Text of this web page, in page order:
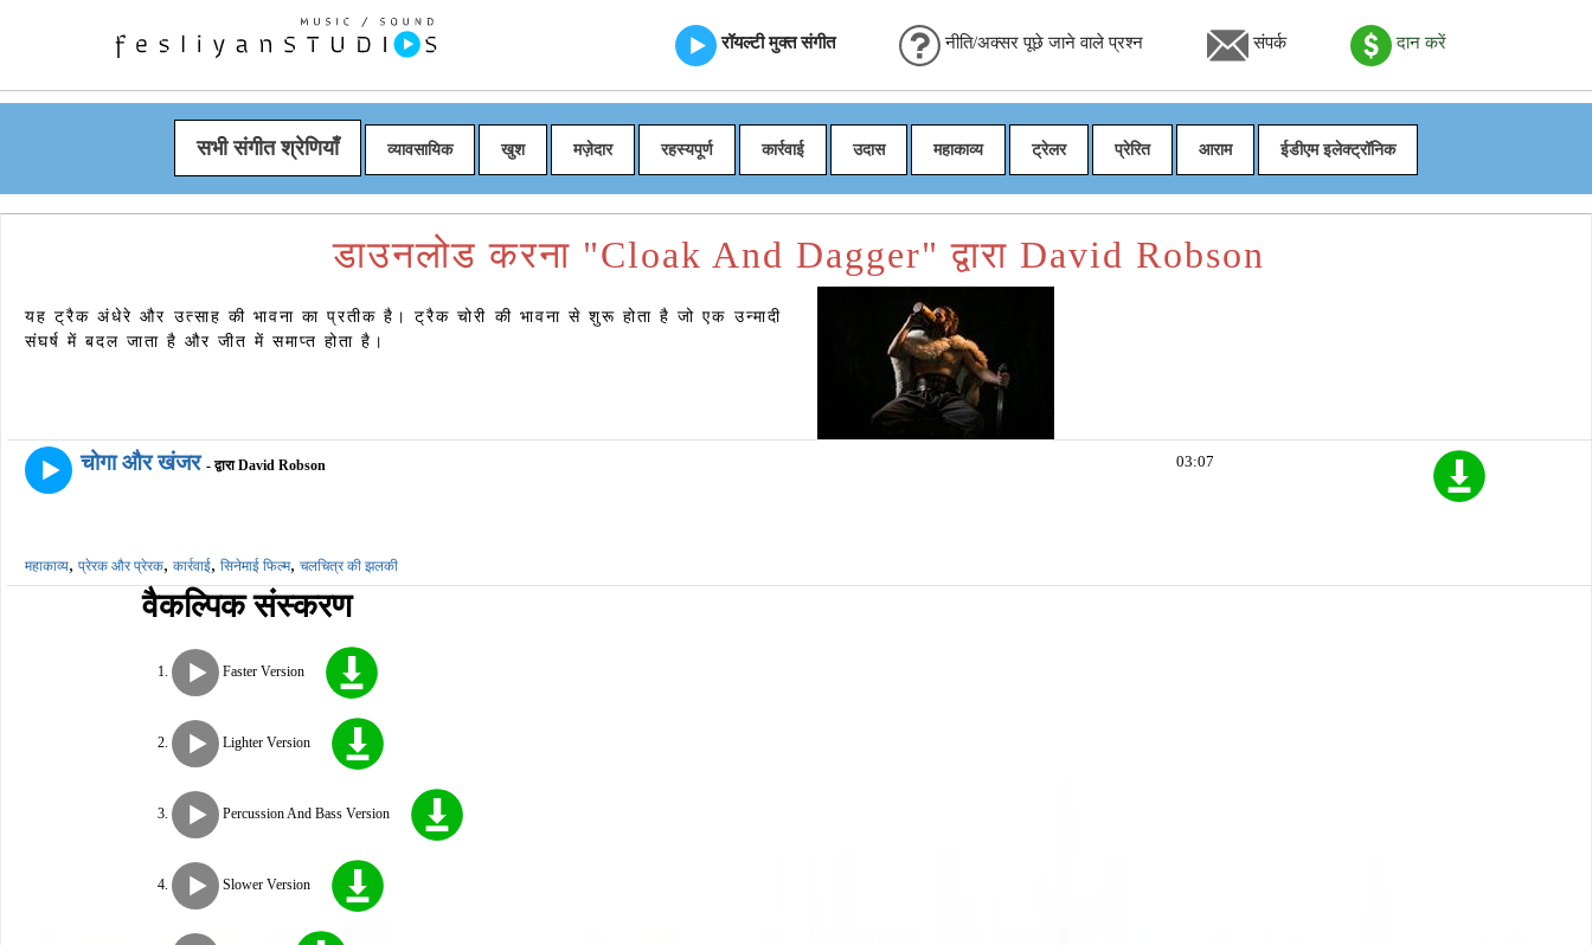
रॉयल्टी मुक्त संगीत नीति/अक्सर पूछे जाने वाले प्रश्न संपर्क दान करें
सभी संगीत श्रेणियाँ व्यावसायिक खुश मज़ेदार रहस्यपूर्ण कार्रवाई उदास महाकाव्य ट्रेलर प्रेरित आराम ईडीएम इलेक्ट्रॉनिक
डाउनलोड करना "Cloak And Dagger" द्वारा David Robson
यह ट्रैक अंधेरे और उत्साह की भावना का प्रतीक है। ट्रैक चोरी की भावना से शुरू होता है जो एक उन्मादी
संघर्ष में बदल जाता है और जीत में समाप्त होता है।
चोगा और खंजर - द्वारा David Robson
महाकाव्य, प्रेरक और प्रेरक, कार्रवाई, सिनेमाई फिल्म, चलचित्र की झलकी
03:07
वैकल्पिक संस्करण
Faster Version
Lighter Version
Percussion And Bass Version
Slower Version